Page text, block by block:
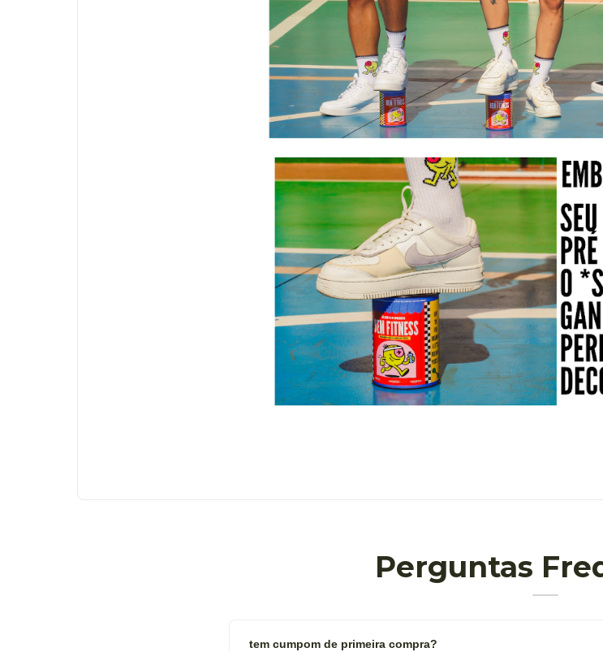
Perguntas
tem cumpom de primeira compra?